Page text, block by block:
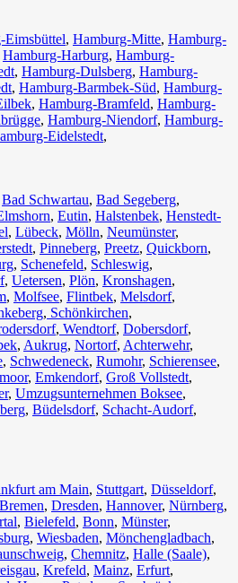
Eimsbüttel, Hamburg-Mitte, Hamburg-
Hamburg-Harburg, Hamburg-
, Hamburg-Dulsberg, Hamburg-
, Hamburg-Barmbek-Süd, Hamburg-
, Hamburg-Bramfeld, Hamburg-
, Hamburg-Niendorf, Hamburg-
Eidelstedt,
Bad Schwartau, Bad Segeberg,
, Eutin, Halstenbek, Henstedt-
, Lübeck, Mölln, Neumünster,
, Pinneberg, Preetz, Quickborn,
, Schenefeld, Schleswig,
, Uetersen, Plön, Kronshagen,
, Molfsee, Flintbek, Melsdorf,
, Schönkirchen,
, Wendtorf, Dobersdorf,
, Aukrug, Nortorf, Achterwehr,
, Schwedeneck, Rumohr, Schierensee,
, Emkendorf, Groß Vollstedt,
, Umzugsunternehmen Boksee,
, Büdelsdorf, Schacht-Audorf,
am Main, Stuttgart, Düsseldorf,
Bremen, Dresden, Hannover, Nürnberg,
, Bielefeld⁠, Bonn⁠, Münster⁠,
, Wiesbaden⁠, Mönchengladbach⁠,
, Chemnitz⁠, Halle (Saale)⁠,
⁠, Krefeld⁠, Mainz⁠, Erfurt,